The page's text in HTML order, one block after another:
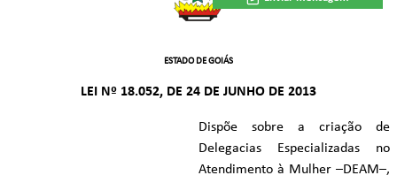
ESTADO DE GOIÁS
LEI Nº 18.052, DE 24 DE JUNHO DE 2013
Dispõe sobre a criação de
Delegacias Especializadas no
Atendimento à Mulher –DEAM–,